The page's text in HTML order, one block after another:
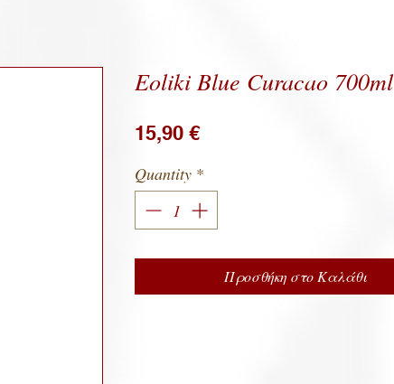
Eoliki Blue Curacao 700ml
15,90 €Price
Quantity *
Προσθήκη στο Καλάθι